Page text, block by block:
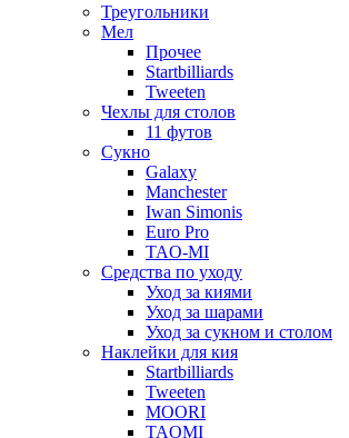
Треугольники
Мел
Прочее
Startbilliards
Tweeten
Чехлы для столов
11 футов
Сукно
Galaxy
Manchester
Iwan Simonis
Euro Pro
TAO-MI
Средства по уходу
Уход за киями
Уход за шарами
Уход за сукном и столом
Наклейки для кия
Startbilliards
Tweeten
MOORI
TAOMI